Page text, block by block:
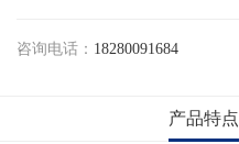
咨询电话： 18280091684
产品特点